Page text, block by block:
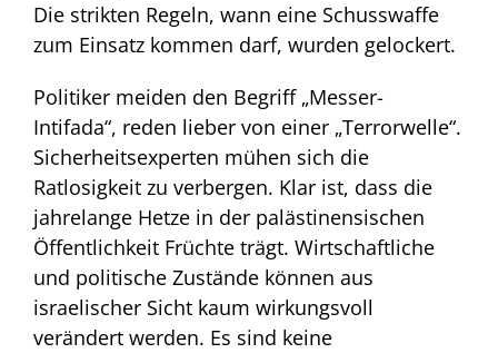
Die strikten Regeln, wann eine Schusswaffe
zum Einsatz kommen darf, wurden gelockert.
Politiker meiden den Begriff „Messer-
Intifada“, reden lieber von einer „Terrorwelle“.
Sicherheitsexperten mühen sich die
Ratlosigkeit zu verbergen. Klar ist, dass die
jahrelange Hetze in der palästinensischen
Öffentlichkeit Früchte trägt. Wirtschaftliche
und politische Zustände können aus
israelischer Sicht kaum wirkungsvoll
verändert werden. Es sind keine